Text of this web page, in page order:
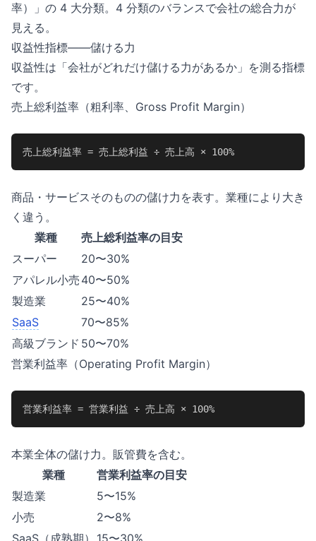
率）」の 4 大分類。4 分類のバランスで会社の総合力が
見える。
収益性指標——儲ける力
収益性は「会社がどれだけ儲ける力があるか」を測る指標
です。
売上総利益率（粗利率、Gross Profit Margin）
売上総利益率 = 売上総利益 ÷ 売上高 × 100%
商品・サービスそのものの儲け力を表す。業種により大き
く違う。
業種
売上総利益率の目安
スーパー
20〜30%
アパレル小売 40〜50%
製造業
25〜40%
SaaS
70〜85%
高級ブランド 50〜70%
営業利益率（Operating Profit Margin）
営業利益率 = 営業利益 ÷ 売上高 × 100%
本業全体の儲け力。販管費を含む。
業種
営業利益率の目安
製造業
5〜15%
小売
2〜8%
SaaS（成熟期）
15〜30%